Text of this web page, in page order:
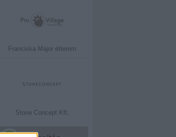
Franciska Major étterem
Stone Concept Kft.